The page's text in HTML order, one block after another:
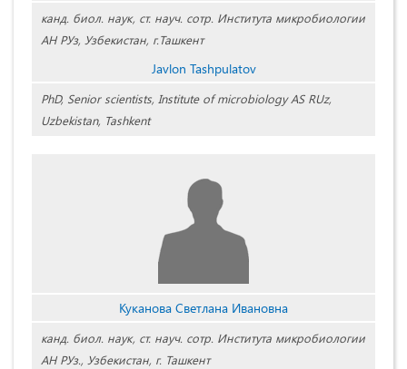
канд. биол. наук, ст. науч. сотр. Института микробиологии
АН РУз, Узбекистан, г.Ташкент
Javlon Tashpulatov
PhD, Senior scientists, Institute of microbiology AS RUz,
Uzbekistan, Tashkent
Куканова Светлана Ивановна
канд. биол. наук, ст. науч. сотр. Института микробиологии
АН РУз., Узбекистан, г. Ташкент